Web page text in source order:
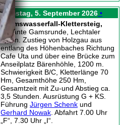
Samstag, 5. September 2026 •
Simmswasserfall-Klettersteig,
Variante Gamsrunde, Lechtaler
Alpen. Zustieg von Holzgau aus
entlang des Höhenbaches Richtung
Cafe Uta und über eine Brücke zum
Anseilplatz Bärenhöhle, 1200 m.
Schwierigkeit B/C, Kletterlänge 70
Hm, Gesamthöhe 250 Hm,
Gesamtzeit mit Zu-und Abstieg ca.
3,5 Stunden. Ausrüstung G + KS.
Führung Jürgen Schenk und
Gerhard Nowak . Abfahrt 7.00 Uhr
„F“, 7.30 Uhr „I“.